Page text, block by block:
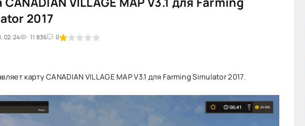
2017
02:24 11 836 0
1 2 3 4 5
карту CANADIAN VILLAGE MAP V3.1 для Farming Simulator 2017.